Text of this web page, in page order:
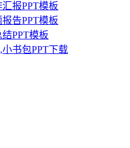
报PPT模板
告PPT模板
PPT模板
书包PPT下载